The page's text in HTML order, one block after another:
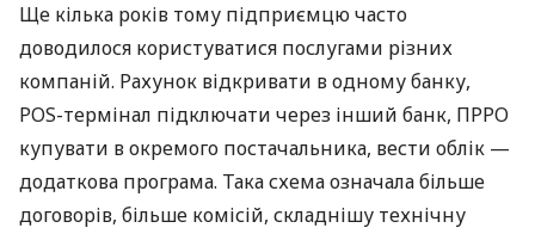
Ще кілька років тому підприємцю часто
доводилося користуватися послугами різних
компаній. Рахунок відкривати в одному банку,
POS-термінал підключати через інший банк, ПРРО
купувати в окремого постачальника, вести облік —
додаткова програма. Така схема означала більше
договорів, більше комісій, складнішу технічну